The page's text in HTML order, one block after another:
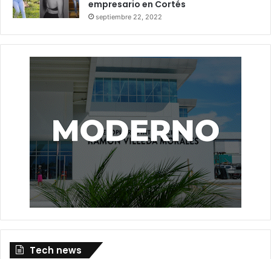
empresario en Cortés
septiembre 22, 2022
Tech news